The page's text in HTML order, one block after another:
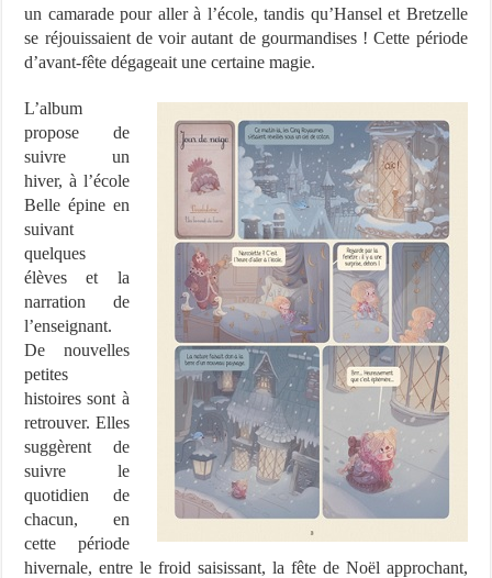
un camarade pour aller à l’école, tandis qu’Hansel et Bretzelle
se réjouissaient de voir autant de gourmandises ! Cette période
d’avant-fête dégageait une certaine magie.
L’album
propose de
suivre un
hiver, à l’école
Belle épine en
suivant
quelques
élèves et la
narration de
l’enseignant.
De nouvelles
petites
histoires sont à
retrouver. Elles
suggèrent de
suivre le
quotidien de
chacun, en
cette période
hivernale, entre le froid saisissant, la fête de Noël approchant,